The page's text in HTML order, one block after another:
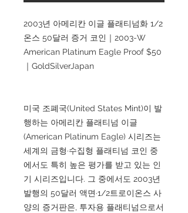
2003년 아메리칸 이글 플래티넘화 1/2
온스 50달러 증거 코인｜2003-W
American Platinum Eagle Proof $50
｜GoldSilverJapan
미국 조폐국(United States Mint)이 발
행하는 아메리칸 플래티넘 이글
(American Platinum Eagle) 시리즈는
세계의 금형·수집형 플래티넘 코인 중
에서도 특히 높은 평가를 받고 있는 인
기 시리즈입니다. 그 중에서도 2003년
발행의 50달러 액면·1/2트로이온스 사
양의 증거판은, 투자용 플래티넘으로서